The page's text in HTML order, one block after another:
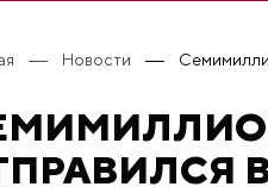
Новости